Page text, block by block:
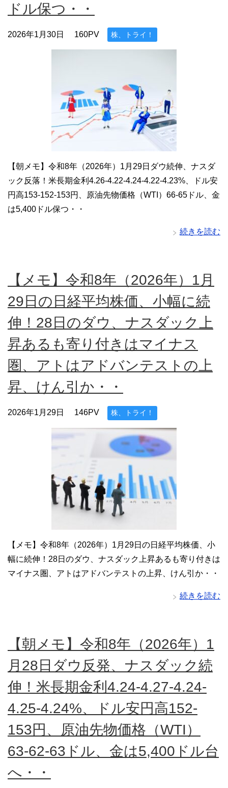
ドル保つ・・
2026年1月30日 160PV 株、トライ！
【朝メモ】令和8年（2026年）1月29日ダウ続伸、ナスダ
ック反落！米長期金利4.26-4.22-4.24-4.22-4.23%、ドル安
円高153-152-153円、原油先物価格（WTI）66-65ドル、金
は5,400ドル保つ・・
続きを読む
【メモ】令和8年（2026年）1月
29日の日経平均株価、小幅に続
伸！28日のダウ、ナスダック上
昇あるも寄り付きはマイナス
圏、アトはアドバンテストの上
昇、けん引か・・
2026年1月29日 146PV 株、トライ！
【メモ】令和8年（2026年）1月29日の日経平均株価、小
幅に続伸！28日のダウ、ナスダック上昇あるも寄り付きは
マイナス圏、アトはアドバンテストの上昇、けん引か・・
続きを読む
【朝メモ】令和8年（2026年）1
月28日ダウ反発、ナスダック続
伸！米長期金利4.24-4.27-4.24-
4.25-4.24%、ドル安円高152-
153円、原油先物価格（WTI）
63-62-63ドル、金は5,400ドル台
へ・・